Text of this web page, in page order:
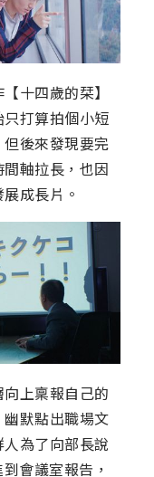
十四歲的栞】
打算拍個小短
後來發現要完
軸拉長，也因
成長片。
上稟報自己的
默點出職場文
為了向部長說
會議室報告，